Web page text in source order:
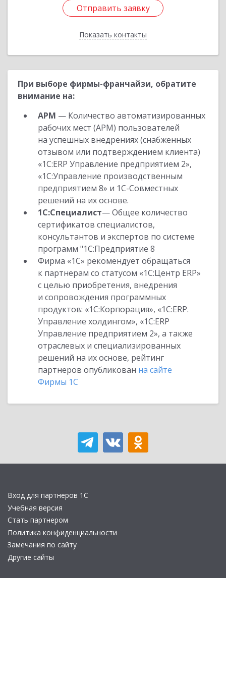
Отправить заявку
Показать контакты
Отправить заявку
Назад
При выборе фирмы-франчайзи, обратите
внимание на:
АРМ — Количество автоматизированных
рабочих мест (АРМ) пользователей
на успешных внедрениях (снабженных
отзывом или подтверждением клиента)
«1С:ERP Управление предприятием 2»,
«1С:Управление производственным
предприятием 8» и 1С-Совместных
решений на их основе.
1С:Специалист— Общее количество
сертификатов специалистов,
консультантов и экспертов по системе
программ "1С:Предприятие 8
Фирма «1С» рекомендует обращаться
к партнерам со статусом «1С:Центр ERP»
с целью приобретения, внедрения
и сопровождения программных
продуктов: «1С:Корпорация», «1С:ERP.
Управление холдингом», «1С:ERP
Управление предприятием 2», а также
отраслевых и специализированных
решений на их основе, рейтинг
партнеров опубликован на сайте
Фирмы 1С
Вход для партнеров 1С
Учебная версия
Стать партнером
Политика конфиденциальности
Замечания по сайту
Другие сайты